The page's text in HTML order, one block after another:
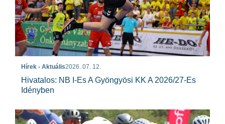
Hírek - Aktuális2026. 07. 12.
Hivatalos: NB I-Es A Gyöngyösi KK A 2026/27-Es
Idényben